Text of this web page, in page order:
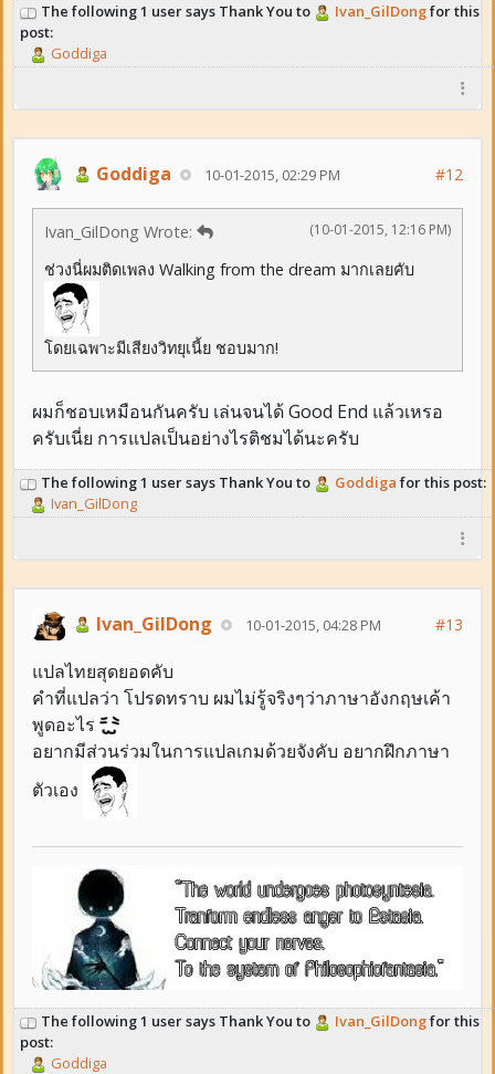
The following 1 user says Thank You to Ivan_GilDongfor this
post:
Goddiga
Goddiga 10-01-2015, 02:29 PM #12
(10-01-2015, 12:16 PM)
Ivan_GilDong Wrote:
ช่วงนี่ผมติดเพลง Walking from the dream มากเลยคับ
โดยเฉพาะมีเสียงวิทยุเนี้ย ชอบมาก!
ผมก็ชอบเหมือนกันครับ เล่นจนได้ Good End แล้วเหรอ
ครับเนี่ย การแปลเป็นอย่างไรติชมได้นะครับ
The following 1 user says Thank You to Goddiga for this post:
Ivan_GilDong
Ivan_GilDong 10-01-2015, 04:28 PM #13
แปลไทยสุดยอดคับ
คำที่แปลว่า โปรดทราบ ผมไม่รู้จริงๆว่าภาษาอังกฤษเค้า
พูดอะไร
อยากมีส่วนร่วมในการแปลเกมด้วยจังคับ อยากฝึกภาษา
ตัวเอง
The following 1 user says Thank You to Ivan_GilDongfor this
post:
Goddiga